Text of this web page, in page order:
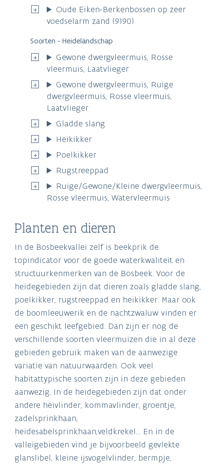
Oude Eiken-Berkenbossen op zeer
voedselarm zand (9190)
Soorten - Heidelandschap
Gewone dwergvleermuis, Rosse
vleermuis, Laatvlieger
Gewone dwergvleermuis, Ruige
dwergvleermuis, Rosse vleermuis,
Laatvlieger
Gladde slang
Heikikker
Poelkikker
Rugstreeppad
Ruige/Gewone/Kleine dwergvleermuis,
Rosse vleermuis, Watervleermuis
Planten en dieren
In de Bosbeekvallei zelf is beekprik de
topindicator voor de goede waterkwaliteit en
structuurkenmerken van de Bosbeek. Voor de
heidegebieden zijn dat dieren zoals gladde slang,
poelkikker, rugstreeppad en heikikker. Maar ook
de boomleeuwerik en de nachtzwaluw vinden er
een geschikt leefgebied. Dan zijn er nog de
verschillende soorten vleermuizen die in al deze
gebieden gebruik maken van de aanwezige
variatie van natuurwaarden. Ook veel
habitattypische soorten zijn in deze gebieden
aanwezig. In de heidegebieden zijn dat onder
andere heivlinder, kommavlinder, groentje,
zadelsprinkhaan,
heidesabelsprinkhaan,veldkrekel… En in de
valleigebieden vind je bijvoorbeeld gevlekte
glanslibel, kleine ijsvogelvlinder, bermpje,